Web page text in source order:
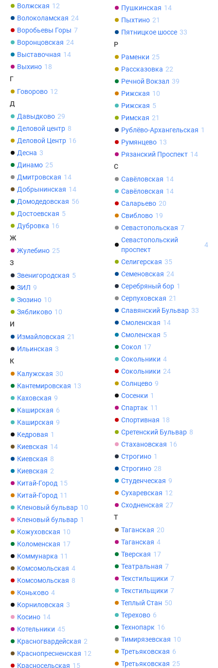
Субсидированная
застройщиком
Rutube
Поиск
дома
Москве
Программа
реновации
Москве
Новостройки
премиум-
класса
Новостройки
бизнес-
класса
Рассрочка
Траншевая
ипотека
Дома
коттеджи
Коттеджные
поселки
Новой
Москве
Готовые
коттеджные
коттеджные
поселки
Коттеджные
поселки
лесу
Коттеджные
поселки
водоема
Коттеджные
поселки
ипотеку
Бизнес-
центры
Коттеджи
Скидки
акции
Макс
Волжская 12
Волоколамская 24
Воробьевы Горы 7
Воронцовская 24
Выставочная 14
Выхино 18
Г
Говорово 12
Д
Давыдково 29
Деловой центр 8
Деловой Центр 16
Десна 3
Динамо 25
Дмитровская 14
Добрынинская 14
Домодедовская 56
Достоевская 5
Дубровка 16
Ж
Жулебино 25
З
Звенигородская 5
ЗИЛ 9
Зюзино 10
Зябликово 10
И
Измайловская 21
Ильинская 3
К
Калужская 30
Кантемировская 13
Каховская 9
Каширская 6
Каширская 9
Кедровая 1
Киевская 14
Киевская 8
Киевская 2
Китай-Город 15
Китай-Город 11
Кленовый бульвар 10
Кленовый бульвар 1
Кожуховская 10
Коломенская 17
Коммунарка 11
Комсомольская 4
Комсомольская 8
Коньково 4
Корниловская 3
Косино 14
Котельники 45
Красногвардейская 2
Краснопресненская 12
Красносельская 15
Пушкинская 14
Пыхтино 21
Пятницкое шоссе 33
Р
Раменки 25
Рассказовка 22
Речной Вокзал 39
Рижская 10
Рижская 5
Римская 21
Рублёво-Архангельская 1
Румянцево 13
Рязанский Проспект 14
С
Савёловская 14
Савёловская 14
Саларьево 20
Свиблово 19
Севастопольская 7
Севастопольский
проспект
4
Селигерская 35
Семеновская 24
Серебряный бор 1
Серпуховская 21
Славянский Бульвар 33
Смоленская 14
Смоленская 5
Сокол 17
Сокольники 4
Сокольники 24
Солнцево 9
Сосенки 1
Спартак 11
Спортивная 18
Сретенский Бульвар 8
Стахановская 16
Строгино 1
Строгино 28
Студенческая 9
Сухаревская 12
Сходненская 27
Т
Таганская 20
Таганская 4
Тверская 17
Театральная 7
Текстильщики 7
Текстильщики 7
Теплый Стан 50
Терехово 6
Технопарк 16
Тимирязевская 10
Третьяковская 6
Третьяковская 25